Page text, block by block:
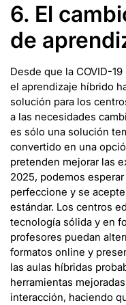
6. El
de
Desde que la COVID-
el aprendizaje híbrido
solución para los
a las necesidades
es sólo una solución
convertido en una
pretenden mejorar las
2025, podemos
perfeccione y se
estándar. Los centros
tecnología sólida y en
profesores puedan
formatos online y
las aulas híbridas
herramientas
interacción, haciendo